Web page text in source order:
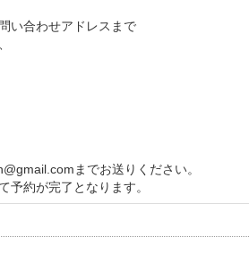
い合わせアドレスまで
までお送りください。
予約が完了となります。